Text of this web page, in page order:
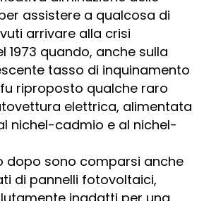
assistere a qualcosa di
arrivare alla crisi
1973 quando, anche sulla
tasso di inquinamento
riproposto qualche raro
elettrica, alimentata
nichel-cadmio e al nichel-
dopo sono comparsi anche
di pannelli fotovoltaici,